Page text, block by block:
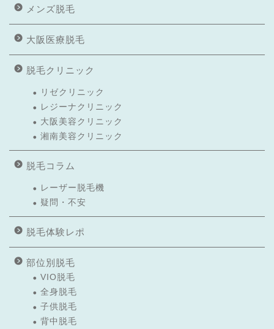
メンズ脱毛
大阪医療脱毛
脱毛クリニック
リゼクリニック
レジーナクリニック
大阪美容クリニック
湘南美容クリニック
脱毛コラム
レーザー脱毛機
疑問・不安
脱毛体験レポ
部位別脱毛
VIO脱毛
全身脱毛
子供脱毛
背中脱毛